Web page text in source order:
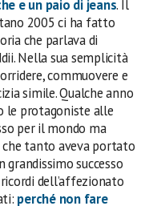
e un paio di jeans. Il
2005 ci ha fatto
che parlava di
Nella sua semplicità
commuovere e
simile. Qualche anno
le protagoniste alle
per il mondo ma
che tanto aveva portato
successo
dell’affezionato
perché non fare